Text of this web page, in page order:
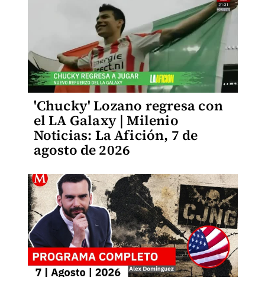
'Chucky' Lozano regresa con
el LA Galaxy | Milenio
Noticias: La Afición, 7 de
agosto de 2026